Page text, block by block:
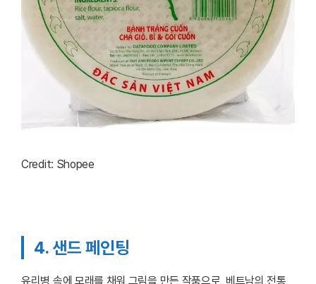
Credit: Shopee
4. 샌드 페인팅
유리병 속에 모래를 채워 그림을 만든 작품으로, 베트남의 전통